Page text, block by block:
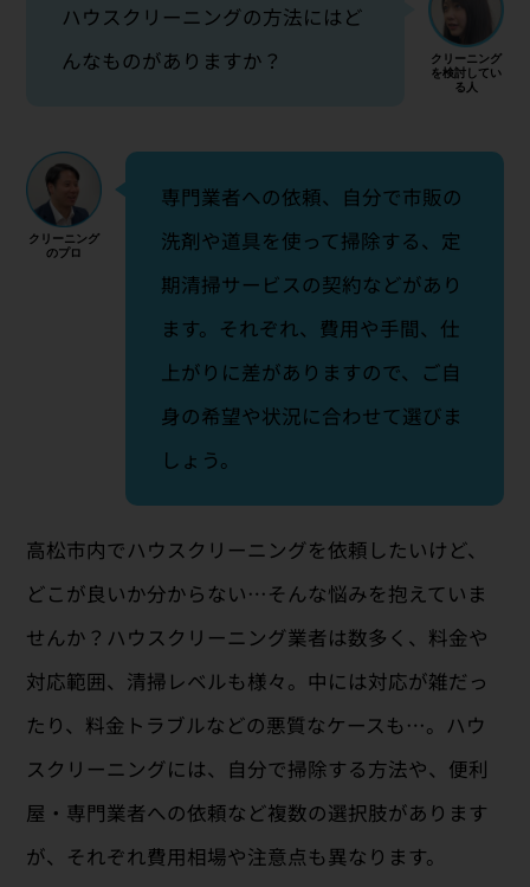
ハウスクリーニングの方法にはど
んなものがありますか？
専門業者への依頼、自分で市販の
洗剤や道具を使って掃除する、定
期清掃サービスの契約などがあり
ます。それぞれ、費用や手間、仕
上がりに差がありますので、ご自
身の希望や状況に合わせて選びま
しょう。
高松市内でハウスクリーニングを依頼したいけど、
どこが良いか分からない…そんな悩みを抱えていま
せんか？ハウスクリーニング業者は数多く、料金や
対応範囲、清掃レベルも様々。中には対応が雑だっ
たり、料金トラブルなどの悪質なケースも…。ハウ
スクリーニングには、自分で掃除する方法や、便利
屋・専門業者への依頼など複数の選択肢があります
が、それぞれ費用相場や注意点も異なります。